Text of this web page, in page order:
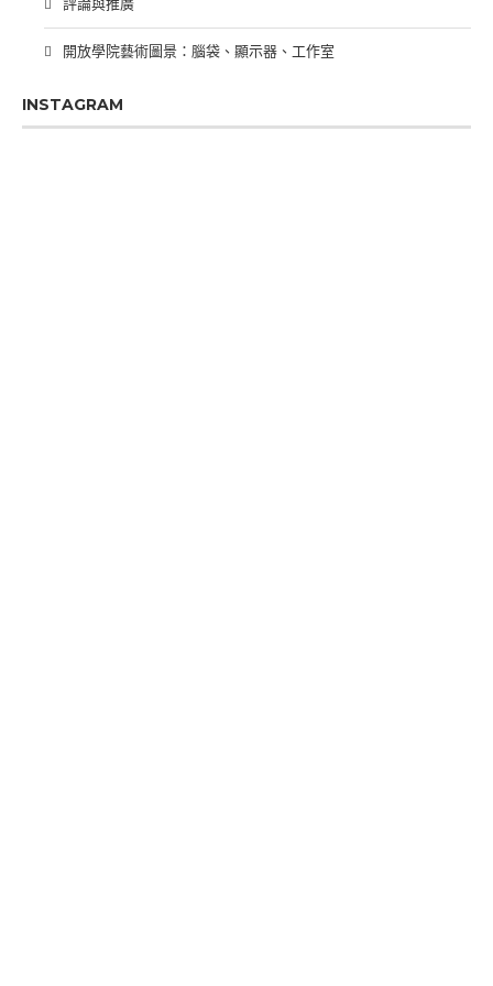
開放學院藝術圖景：腦袋、顯示器、工作室
INSTAGRAM